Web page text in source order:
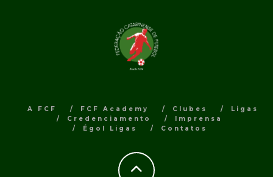
A FCF FCF Academy Clubes
Ligas
Credenciamento
Imprensa
Égol Ligas
Contatos